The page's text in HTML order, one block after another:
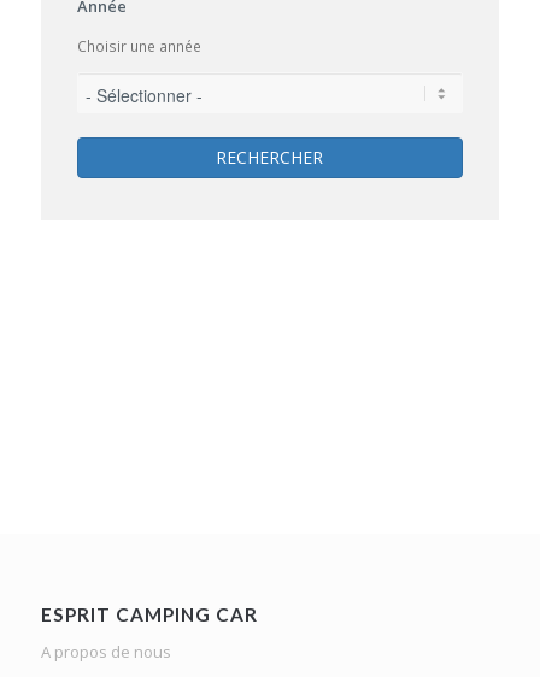
Année
Choisir une année
RECHERCHER
ESPRIT CAMPING CAR
A propos de nous